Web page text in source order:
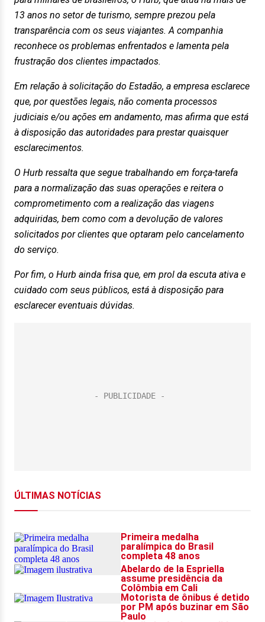
13 anos no setor de turismo, sempre prezou pela
transparência com os seus viajantes. A companhia
reconhece os problemas enfrentados e lamenta pela
frustração dos clientes impactados.
Em relação à solicitação do Estadão, a empresa esclarece
que, por questões legais, não comenta processos
judiciais e/ou ações em andamento, mas afirma que está
à disposição das autoridades para prestar quaisquer
esclarecimentos.
O Hurb ressalta que segue trabalhando em força-tarefa
para a normalização das suas operações e reitera o
comprometimento com a realização das viagens
adquiridas, bem como com a devolução de valores
solicitados por clientes que optaram pelo cancelamento
do serviço.
Por fim, o Hurb ainda frisa que, em prol da escuta ativa e
cuidado com seus públicos, está à disposição para
esclarecer eventuais dúvidas.